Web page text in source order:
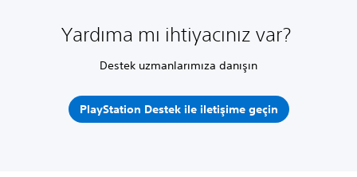
Yardıma mı ihtiyacınız var?
Destek uzmanlarımıza danışın
PlayStation Destek ile iletişime geçin